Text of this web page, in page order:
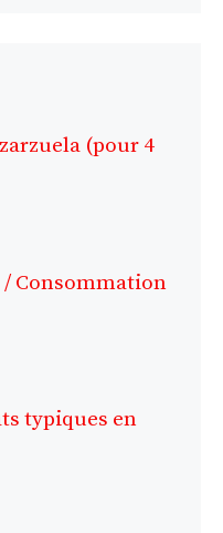
(pour 4
/ Consommation
typiques en